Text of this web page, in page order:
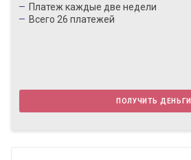
Платеж каждые две недели
Всего 26 платежей
получить деньги